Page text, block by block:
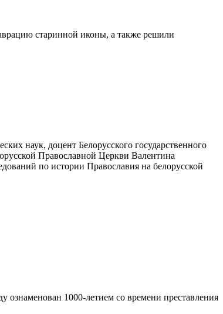
старинной иконы, а также решили
наук, доцент Белорусского государственного
Православной Церкви Валентина
по истории Православия на белорусской
1000-летием со времени преставления